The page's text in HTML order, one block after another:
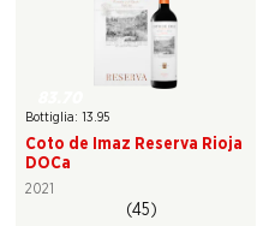
Bottiglia: 13.95
Coto de Imaz Reserva Rioja
DOCa
2021
(45)